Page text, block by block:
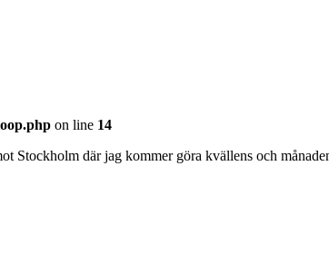
on line 14
där jag kommer göra kvällens och